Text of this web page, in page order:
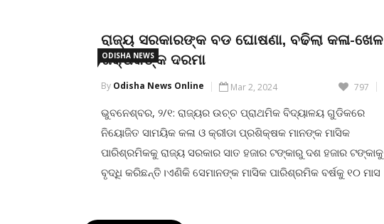
କୃତୀ
CONTINUE
ODISHA NEWS
ରାଜ୍ୟ ସରକାରଙ୍କ ବଡ ଘୋଷଣା, ବଢିଲା କଳା-ଖେଳ
ଶିକ୍ଷକଙ୍କ ଦରମା
By Odisha News Online Mar 2, 2024 797
ଭୁବନେଶ୍ବର, ୨/୧: ରାଜ୍ୟର ଉଚ୍ଚ ପ୍ରାଥମିକ ବିଦ୍ୟାଳୟ ଗୁଡିକରେ
ନିୟୋଜିତ ସାମୟିକ କଳା ଓ କ୍ରୀଡା ପ୍ରଶିକ୍ଷକ ମାନଙ୍କ ମାସିକ
ପାରିଶ୍ରମିକକୁ ରାଜ୍ୟ ସରକାର ସାତ ହଜାର ଟଙ୍କାରୁ ଦଶ ହଜାର ଟଙ୍କାକୁ
ବୃଦ୍ଧି କରିଛନ୍ତି।ଏଣିକି ସେମାନଙ୍କ ମାସିକ ପାରିଶ୍ରମିକ ବର୍ଷକୁ ୧୦ ମାସ